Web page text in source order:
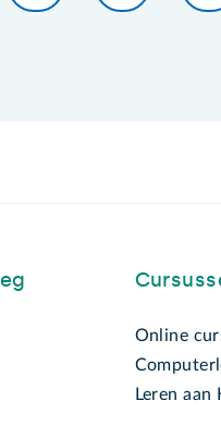
Online
Leren aan